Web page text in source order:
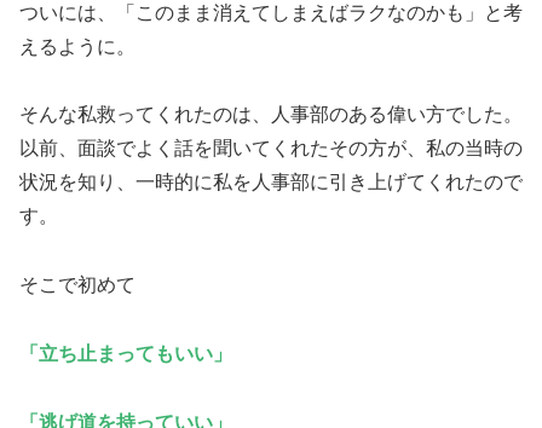
ついには、「このまま消えてしまえばラクなのかも」と考
えるように。
そんな私救ってくれたのは、人事部のある偉い方でした。
以前、面談でよく話を聞いてくれたその方が、私の当時の
状況を知り、一時的に私を人事部に引き上げてくれたので
す。
そこで初めて
「立ち止まってもいい」
「逃げ道を持っていい」